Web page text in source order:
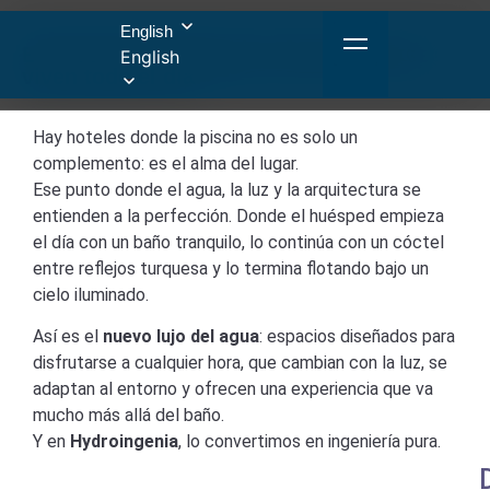
English
English
El nuevo lujo del agua: piscinas que se
viven todo el día
Hay hoteles donde la piscina no es solo un
complemento: es el alma del lugar.
Ese punto donde el agua, la luz y la arquitectura se
entienden a la perfección. Donde el huésped empieza
el día con un baño tranquilo, lo continúa con un cóctel
entre reflejos turquesa y lo termina flotando bajo un
cielo iluminado.
Así es el nuevo lujo del agua: espacios diseñados para
disfrutarse a cualquier hora, que cambian con la luz, se
adaptan al entorno y ofrecen una experiencia que va
mucho más allá del baño.
Y en Hydroingenia, lo convertimos en ingeniería pura.